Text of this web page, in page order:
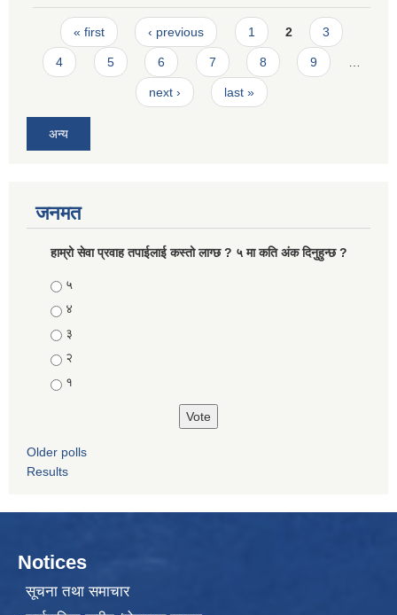
Pages
« first ‹ previous 1 2 3
4 5 6 7 8 9
next › last »
अन्य
जनमत
हाम्रो सेवा प्रवाह तपाईलाई कस्तो लाग्छ ? ५ मा कति अंक दिनुहुन्छ ?
Choices
५
४
३
२
१
Older polls
Results
Notices
सूचना तथा समाचार